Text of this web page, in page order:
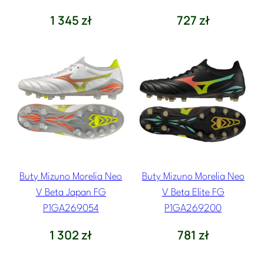
1 345zł 727zł
Buty Mizuno Morelia Neo
V Beta Japan FG
P1GA269054
1 302 zł
Buty Mizuno Morelia Neo
V Beta Elite FG
P1GA269200
781 zł